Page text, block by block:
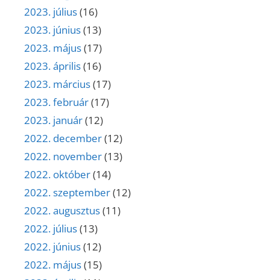
2023. július(16)
2023. június(13)
2023. május(17)
2023. április(16)
2023. március(17)
2023. február(17)
2023. január(12)
2022. december(12)
2022. november(13)
2022. október(14)
2022. szeptember(12)
2022. augusztus(11)
2022. július(13)
2022. június(12)
2022. május(15)